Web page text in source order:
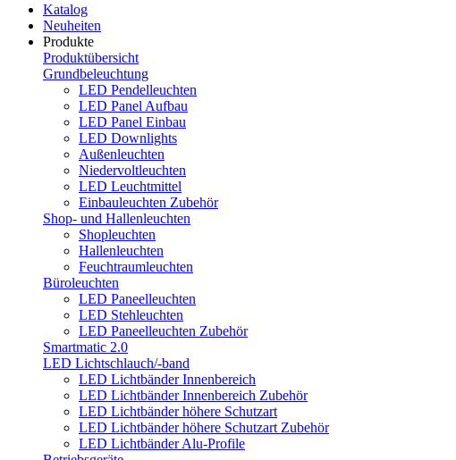
Katalog
Neuheiten
Produkte
Produktübersicht
Grundbeleuchtung
LED Pendelleuchten
LED Panel Aufbau
LED Panel Einbau
LED Downlights
Außenleuchten
Niedervoltleuchten
LED Leuchtmittel
Einbauleuchten Zubehör
Shop- und Hallenleuchten
Shopleuchten
Hallenleuchten
Feuchtraumleuchten
Büroleuchten
LED Paneelleuchten
LED Stehleuchten
LED Paneelleuchten Zubehör
Smartmatic 2.0
LED Lichtschlauch/-band
LED Lichtbänder Innenbereich
LED Lichtbänder Innenbereich Zubehör
LED Lichtbänder höhere Schutzart
LED Lichtbänder höhere Schutzart Zubehör
LED Lichtbänder Alu-Profile